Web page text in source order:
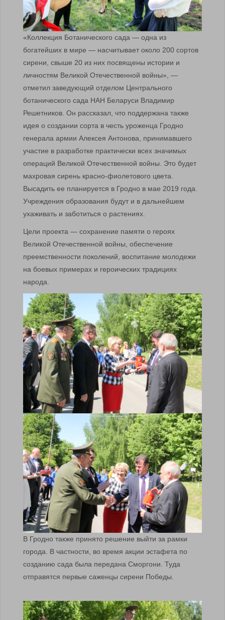
«Коллекция Ботанического сада — одна из
богатейших в мире — насчитывает около 200 сортов
сирени, свыше 20 из них посвящены истории и
личностям Великой Отечественной войны», —
отметил заведующий отделом Центрального
ботанического сада НАН Беларуси Владимир
Решетников. Он рассказал, что поддержана также
идея о создании сорта в честь уроженца Гродно
генерала армии Алексея Антонова, принимавшего
участие в разработке практически всех значимых
операций Великой Отечественной войны. Это будет
махровая сирень красно-фиолетового цвета.
Высадить ее планируется в Гродно в мае 2019 года.
Учреждения образования будут и в дальнейшем
ухаживать и заботиться о растениях.
Цели проекта — сохранение памяти о героях
Великой Отечественной войны, обеспечение
преемственности поколений, воспитание молодежи
на боевых примерах и героических традициях
народа.
В Гродно также принято решение выйти за рамки
города. В частности, во время акции эстафета по
созданию сада была передана Сморгони. Туда
отправятся первые саженцы сирени Победы.